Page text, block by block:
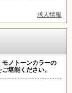
求人情報
ノトーンカラーの
堪能ください。